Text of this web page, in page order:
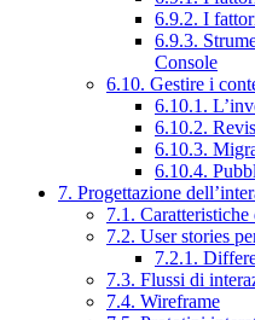
6.9.2. I
6.9.3.
Console
6.10. Gestire i
6.10.1.
6.10.2.
6.10.3.
6.10.4.
7. Progettazione
7.1. Caratteristiche
7.2. User stories
7.2.1.
7.3. Flussi di
7.4. Wireframe